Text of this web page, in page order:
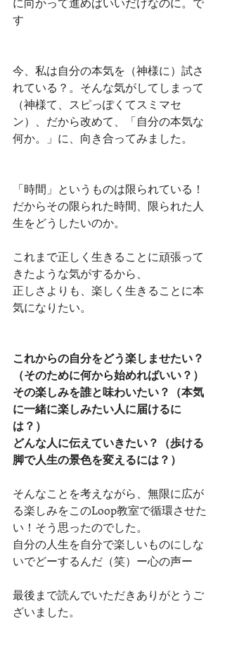
す
今、私は自分の本気を（神様に）試さ
れている？。そんな気がしてしまって
（神様て、スピっぽくてスミマセ
ン）、だから改めて、「自分の本気な
何か。」に、向き合ってみました。
「時間」というものは限られている！
だからその限られた時間、限られた人
生をどうしたいのか。
これまで正しく生きることに頑張って
きたような気がするから、
正しさよりも、楽しく生きることに本
気になりたい。
これからの自分をどう楽しませたい？
（そのために何から始めればいい？）
その楽しみを誰と味わいたい？（本気
に一緒に楽しみたい人に届けるに
は？）
どんな人に伝えていきたい？（歩ける
脚で人生の景色を変えるには？）
そんなことを考えながら、無限に広が
る楽しみをこのLoop教室で循環させた
い！そう思ったのでした。
自分の人生を自分で楽しいものにしな
いでどーするんだ（笑）ー心の声ー
最後まで読んでいただきありがとうご
ざいました。